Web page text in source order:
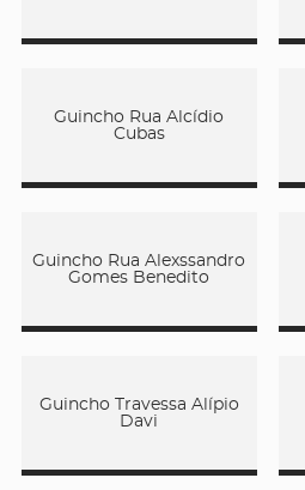
Guincho Rua Alcídio
Cubas
Guincho Rua Alexssandro
Gomes Benedito
Guincho Travessa Alípio
Davi